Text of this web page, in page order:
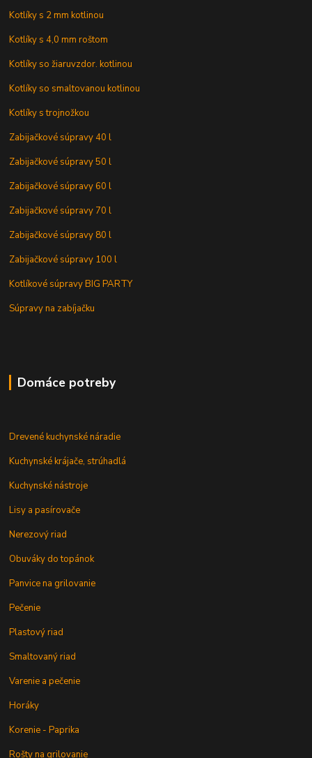
Kotlíky s 2 mm kotlinou
Kotlíky s 4,0 mm roštom
Kotlíky so žiaruvzdor. kotlinou
Kotlíky so smaltovanou kotlinou
Kotlíky s trojnožkou
Zabijačkové súpravy 40 l
Zabijačkové súpravy 50 l
Zabijačkové súpravy 60 l
Zabijačkové súpravy 70 l
Zabijačkové súpravy 80 l
Zabijačkové súpravy 100 l
Kotlíkové súpravy BIG PARTY
Súpravy na zabíjačku
Domáce potreby
Drevené kuchynské náradie
Kuchynské krájače, strúhadlá
Kuchynské nástroje
Lisy a pasírovače
Nerezový riad
Obuváky do topánok
Panvice na grilovanie
Pečenie
Plastový riad
Smaltovaný riad
Varenie a pečenie
Horáky
Korenie - Paprika
Rošty na grilovanie